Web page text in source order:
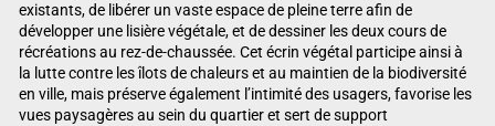
existants, de libérer un vaste espace de pleine terre afin de
développer une lisière végétale, et de dessiner les deux cours de
récréations au rez-de-chaussée. Cet écrin végétal participe ainsi à
la lutte contre les îlots de chaleurs et au maintien de la biodiversité
en ville, mais préserve également l’intimité des usagers, favorise les
vues paysagères au sein du quartier et sert de support